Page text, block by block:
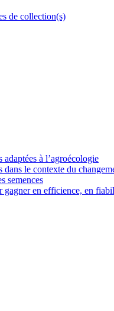
de collection(s)
à l’agroécologie
dans le contexte du
semences
en efficience, en